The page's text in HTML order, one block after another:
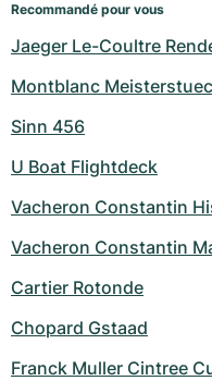
Recommandé pour vous
Jaeger Le-Coultre
Montblanc
Sinn 456
U Boat Flightdeck
Vacheron Constantin
Vacheron Constantin
Cartier Rotonde
Chopard Gstaad
Franck Muller Cintree